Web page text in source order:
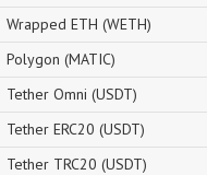
Wrapped ETH (WETH)
Polygon (MATIC)
Tether Omni (USDT)
Tether ERC20 (USDT)
Tether TRC20 (USDT)